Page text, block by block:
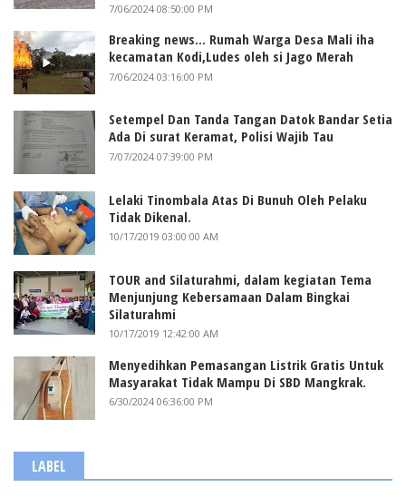
7/06/2024 08:50:00 PM
Breaking news... Rumah Warga Desa Mali iha
kecamatan Kodi,Ludes oleh si Jago Merah
7/06/2024 03:16:00 PM
Setempel Dan Tanda Tangan Datok Bandar Setia
Ada Di surat Keramat, Polisi Wajib Tau
7/07/2024 07:39:00 PM
Lelaki Tinombala Atas Di Bunuh Oleh Pelaku
Tidak Dikenal.
10/17/2019 03:00:00 AM
TOUR and Silaturahmi, dalam kegiatan Tema
Menjunjung Kebersamaan Dalam Bingkai
Silaturahmi
10/17/2019 12:42:00 AM
Menyedihkan Pemasangan Listrik Gratis Untuk
Masyarakat Tidak Mampu Di SBD Mangkrak.
6/30/2024 06:36:00 PM
LABEL